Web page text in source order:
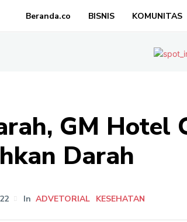
Beranda.co BISNIS KOMUNITAS
GM Hotel
Darah
In ADVETORIAL KESEHATAN